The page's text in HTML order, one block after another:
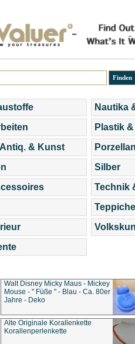
& Kunst
Nautika
Plastik
Silber
Technik
Walt Disney Micky Maus - Mickey
Mouse - " Füße " - Blau - Ca. 80er
Jahre - Deko
Alte Originale Korallenkette
Korallenperlenkette